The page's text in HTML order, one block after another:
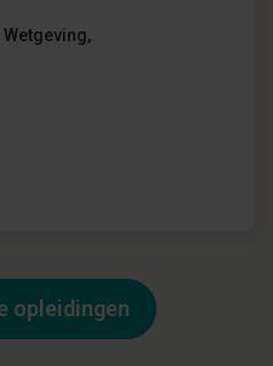
Wetgeving,
opleidingen